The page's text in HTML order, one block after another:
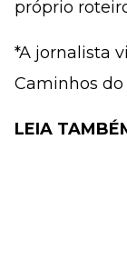
próprio
*A jornalista
Caminhos do
LEIA